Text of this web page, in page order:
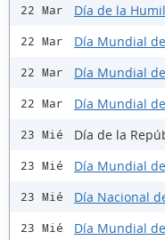
22 Mar Día de la
22 Mar Día Mundial
22 Mar Día Mundial
22 Mar Día Mundial
23 Mié Día de la
23 Mié Día Mundial
23 Mié Día Nacional
23 Mié Día Mundial